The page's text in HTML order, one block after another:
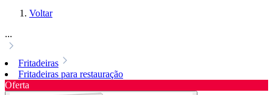
Voltar
...
Fritadeiras
Fritadeiras para restauração
Oferta